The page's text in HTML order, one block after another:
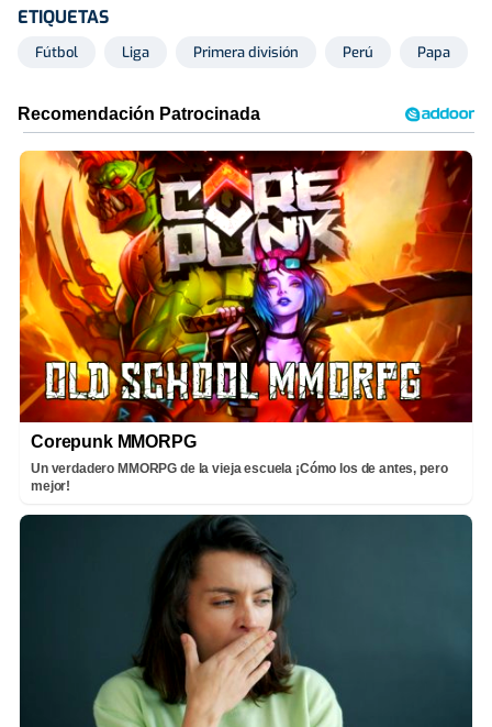
ETIQUETAS
Fútbol Liga Primera división Perú Papa
Corepunk MMORPG
Un verdadero MMORPG de la vieja escuela ¡Cómo los de antes, pero
mejor!